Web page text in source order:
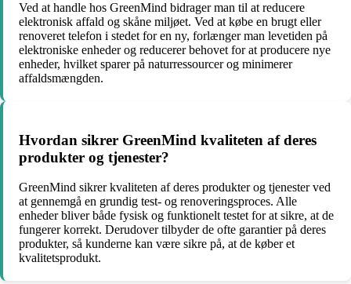
Ved at handle hos GreenMind bidrager man til at reducere
elektronisk affald og skåne miljøet. Ved at købe en brugt eller
renoveret telefon i stedet for en ny, forlænger man levetiden på
elektroniske enheder og reducerer behovet for at producere nye
enheder, hvilket sparer på naturressourcer og minimerer
affaldsmængden.
Hvordan sikrer GreenMind kvaliteten af deres
produkter og tjenester?
GreenMind sikrer kvaliteten af deres produkter og tjenester ved
at gennemgå en grundig test- og renoveringsproces. Alle
enheder bliver både fysisk og funktionelt testet for at sikre, at de
fungerer korrekt. Derudover tilbyder de ofte garantier på deres
produkter, så kunderne kan være sikre på, at de køber et
kvalitetsprodukt.